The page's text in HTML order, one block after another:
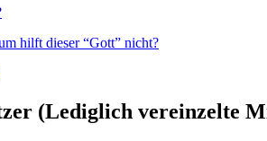
hilft dieser “Gott” nicht?
(Lediglich vereinzelte